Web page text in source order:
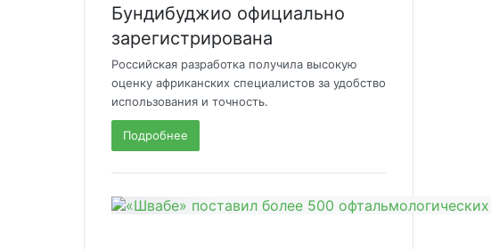
Бундибуджио официально
зарегистрирована
Российская разработка получила высокую
оценку африканских специалистов за удобство
использования и точность.
Подробнее